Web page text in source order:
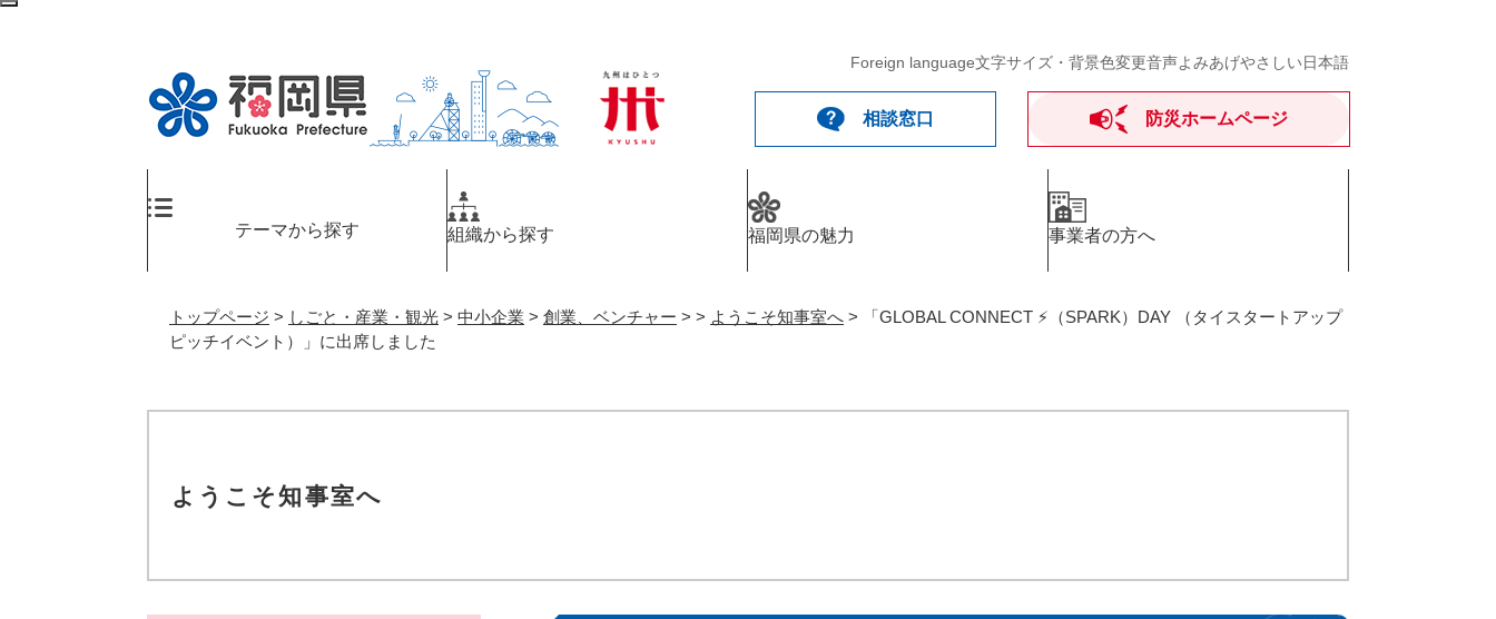
ペ
メ
Foreign language文字サイズ・背景色変更音声よみあげやさしい日本語
相談窓口 防災ホームページ
テーマから探す 組織から探す 福岡県の魅力 事業者の方へ
トップページ > しごと・産業・観光 > 中小企業 > 創業、ベンチャー > > ようこそ知事室へ >
「GLOBAL CONNECT ⚡（SPARK）DAY （タイスタートアップ
ピッチイベント）」に出席しました
ようこそ知事室へ